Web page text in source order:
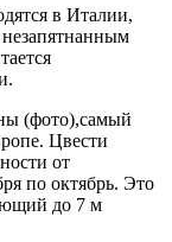
в Италии,
(фото),самый
Цвести
от
по октябрь. Это
до 7 м